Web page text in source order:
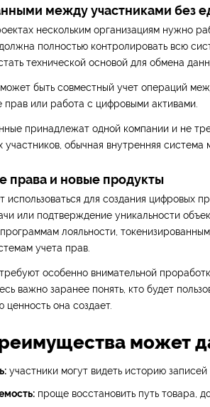
между участниками без
нескольким организациям нужно
полностью контролировать всю
технической основой для обмена
быть совместный учет операций
прав или работа с цифровыми активами.
принадлежат одной компании и не
участников, обычная внутренняя
права и новые продукты
использоваться для создания цифровых
или подтверждение уникальности
лояльности,
учета прав.
особенно внимательной
важно заранее понять, кто будет
ценность она создает.
может
участники могут видеть историю записей
проще восстановить путь товара,